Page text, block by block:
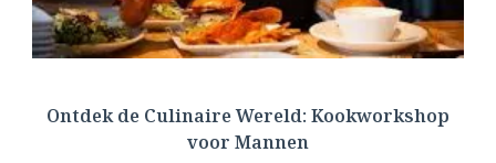
Ontdek de Culinaire Wereld: Kookworkshop
voor Mannen